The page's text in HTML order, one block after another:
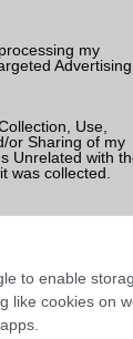
my
Advertising.
Use,
or Sharing of my
Unrelated with
was collected.
to enable
like cookies on
feltelepíteni.
5S dobásteszt
a nehézsúlyú
teszt